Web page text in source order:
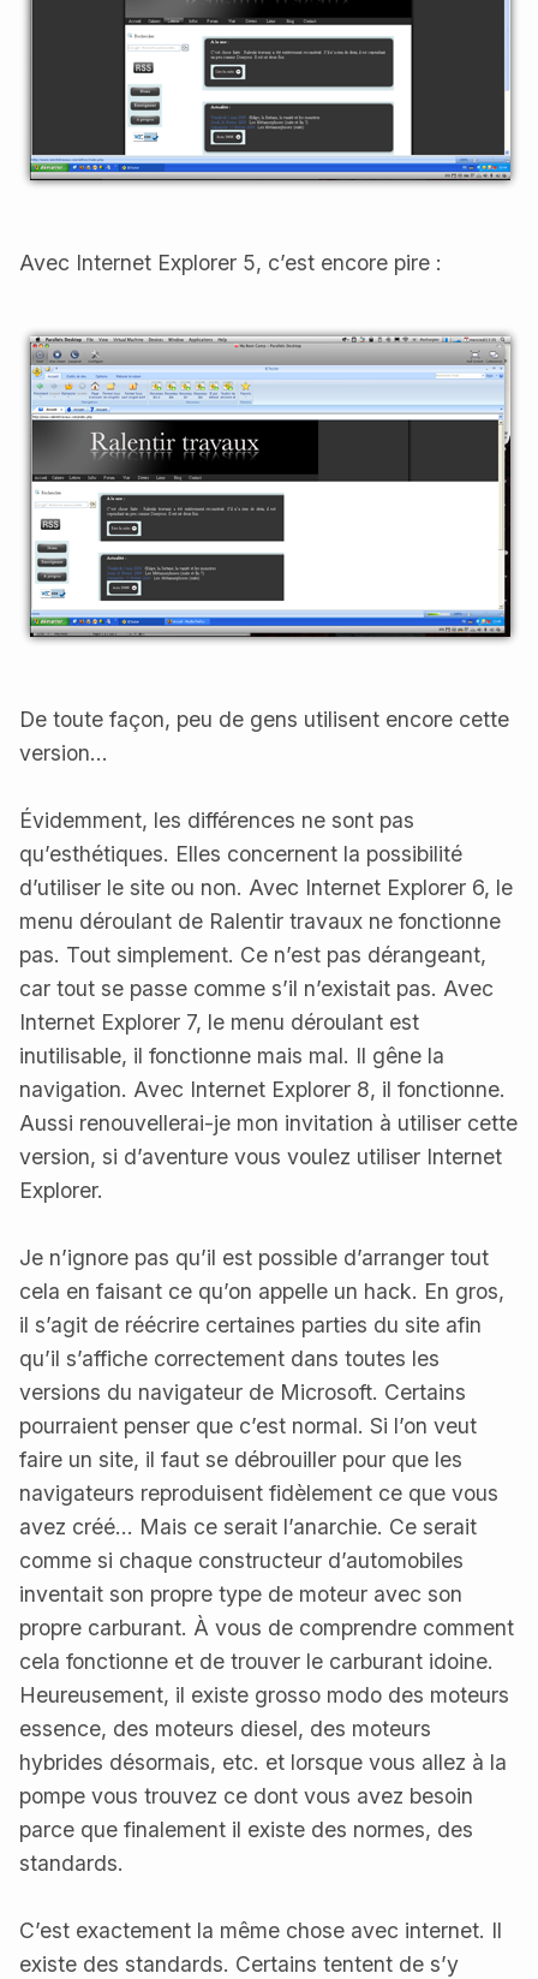
Avec Internet Explorer 5, c’est encore pire :
De toute façon, peu de gens utilisent encore cette
version…
Évidemment, les différences ne sont pas
qu’esthétiques. Elles concernent la possibilité
d’utiliser le site ou non. Avec Internet Explorer 6, le
menu déroulant de Ralentir travaux ne fonctionne
pas. Tout simplement. Ce n’est pas dérangeant,
car tout se passe comme s’il n’existait pas. Avec
Internet Explorer 7, le menu déroulant est
inutilisable, il fonctionne mais mal. Il gêne la
navigation. Avec Internet Explorer 8, il fonctionne.
Aussi renouvellerai-je mon invitation à utiliser cette
version, si d’aventure vous voulez utiliser Internet
Explorer.
Je n’ignore pas qu’il est possible d’arranger tout
cela en faisant ce qu’on appelle un hack. En gros,
il s’agit de réécrire certaines parties du site afin
qu’il s’affiche correctement dans toutes les
versions du navigateur de Microsoft. Certains
pourraient penser que c’est normal. Si l’on veut
faire un site, il faut se débrouiller pour que les
navigateurs reproduisent fidèlement ce que vous
avez créé… Mais ce serait l’anarchie. Ce serait
comme si chaque constructeur d’automobiles
inventait son propre type de moteur avec son
propre carburant. À vous de comprendre comment
cela fonctionne et de trouver le carburant idoine.
Heureusement, il existe grosso modo des moteurs
essence, des moteurs diesel, des moteurs
hybrides désormais, etc. et lorsque vous allez à la
pompe vous trouvez ce dont vous avez besoin
parce que finalement il existe des normes, des
standards.
C’est exactement la même chose avec internet. Il
existe des standards. Certains tentent de s’y